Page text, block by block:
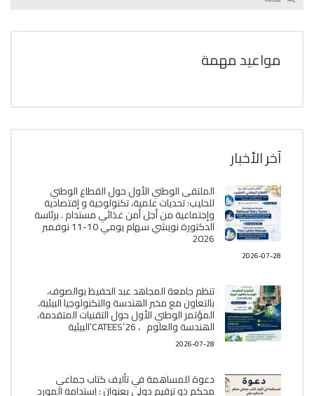
مواعيد مهمة
آخر الأخبار
الملتقى الوطني الأول حول القطاع الوطني
للحليب: تحديات علمية، تكنولوجية و إقتصادية
وإجتماعية من أجل أمن غذائي مستدام . برئاسة
الدكتورة نويشي سهام يومي 10-11 نوفمبر
2026
2026-07-28
تنظم جامعة المجاهد عبد الحفيظ بوالصوف،
بالتعاون مع مخبر الھندسة والتكنولوجيا البیئیة،
المؤتمر الوطني الأول حول التقنيات المتقدمة،
الھندسة والعلوم ، CATEES’26’البیئية
2026-07-28
دعوة للمساهمة في تأليف كتاب جماعي
محكم ذو ترقيم دولي بعنوان : إستدامة المورد